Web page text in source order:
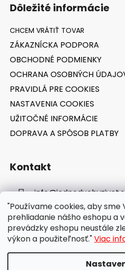
"Používame cookies, aby
prehliadanie nášho eshopu a
prevádzky eshopu neustále
výkon a použiteľnosť."Viac
Dôležité informácie
ZÁKAZNÍCKA PODPORA
OBCHODNÉ PODMIENKY
OCHRANA OSOBNÝCH
PRAVIDLÁ PRE COOKIES
NASTAVENIA COOKIES
UŽITOČNÉ INFORMÁCIE
DOPRAVA A SPÔSOB PLATBY
Kontakt
info@
E-shop: 0948 647 767